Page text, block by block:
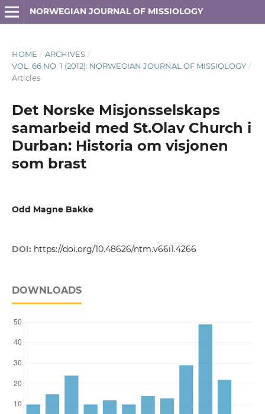
NORWEGIAN JOURNAL OF MISSIOLOGY
HOME / ARCHIVES /
VOL. 66 NO. 1 (2012): NORWEGIAN JOURNAL OF MISSIOLOGY /
Articles
Det Norske Misjonsselskaps
samarbeid med St.Olav Church i
Durban: Historia om visjonen
som brast
Odd Magne Bakke
DOI: https://doi.org/10.48626/ntm.v66i1.4266
DOWNLOADS